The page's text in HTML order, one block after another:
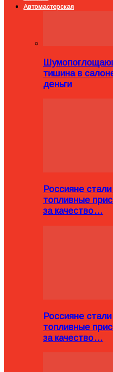
Автомастерская
тишина в
деньги
Россияне
топливные
за качество…
Россияне
топливные
за качество…